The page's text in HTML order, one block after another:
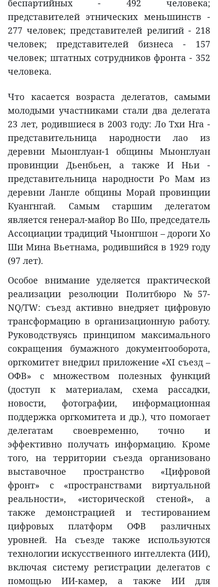
беспартийных - 492 человека;
представителей этнических меньшинств -
277 человек; представителей религий - 218
человек; представителей бизнеса - 157
человек; штатных сотрудников фронта - 352
человека.
Что касается возраста делегатов, самыми
молодыми участниками стали два делегата
23 лет, родившиеся в 2003 году: Ло Тхи Нга -
представительница народности лао из
деревни Мыонглуан-1 общины Мыонглуан
провинции Дьенбьен, а также И Ньи -
представительница народности Ро Мам из
деревни Лангле общины Морай провинции
Куангнгай. Самым старшим делегатом
является генерал-майор Во Шо, председатель
Ассоциации традиций Чыонгшон – дороги Хо
Ши Мина Вьетнама, родившийся в 1929 году
(97 лет).
Особое внимание уделяется практической
реализации резолюции Политбюро №57-
NQ/TW: съезд активно внедряет цифровую
трансформацию в организационную работу.
Руководствуясь принципом максимального
сокращения бумажного документооборота,
оргкомитет внедрил приложение «XI съезд –
ОФВ» с множеством полезных функций
(доступ к материалам, схема рассадки,
новости, фотографии, информационная
поддержка оргкомитета и др.), что помогает
делегатам своевременно, точно и
эффективно получать информацию. Кроме
того, на территории съезда организовано
выставочное пространство «Цифровой
фронт» с «пространствами виртуальной
реальности», «исторической стеной», а
также демонстрацией и тестированием
цифровых платформ ОФВ различных
уровней. На съезде также используются
технологии искусственного интеллекта (ИИ),
включая систему регистрации делегатов с
помощью ИИ-камер, а также ИИ для